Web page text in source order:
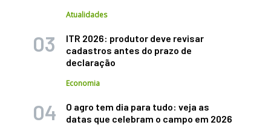
Atualidades
ITR 2026: produtor deve revisar
cadastros antes do prazo de
declaração
Economia
O agro tem dia para tudo: veja as
datas que celebram o campo em 2026